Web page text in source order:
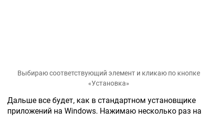
Выбираю соответствующий элемент и кликаю по кнопке
«Установка»
Дальше все будет, как в стандартном установщике
приложений на Windows. Нажимаю несколько раз на